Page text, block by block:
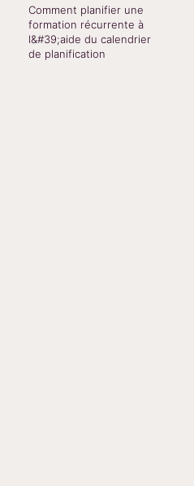
Comment planifier une
formation récurrente à
l&#39;aide du calendrier
de planification